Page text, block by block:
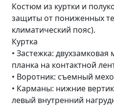
Костюм из куртки и
защиты от пониженных
климатический пояс).
Куртка
• Застежка:
планка на контактной
• Воротник: съемный
• Карманы: нижние
левый внутренний